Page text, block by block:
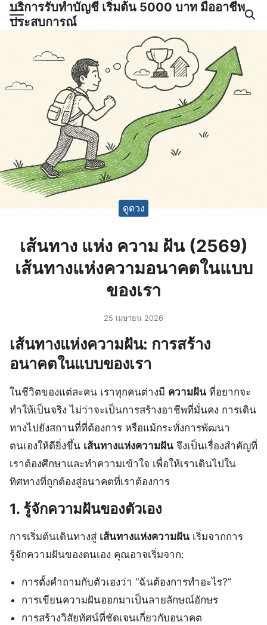
Skipบริการรับทำบัญชี เริ่มต้น 5000 บาท มืออาชีพ
ประสบการณ์
ญชีและภาษีครบวงจร |
ดูดวง
เส้นทาง แห่ง ความ ฝัน (2569)
เส้นทางแห่งความอนาคตในแบบ
ของเรา
25 เมษายน 2026
เส้นทางแห่งความฝัน: การสร้าง
อนาคตในแบบของเรา
ในชีวิตของแต่ละคน เราทุกคนต่างมี ความฝัน ที่อยากจะ
ทำให้เป็นจริง ไม่ว่าจะเป็นการสร้างอาชีพที่มั่นคง การเดิน
ทางไปยังสถานที่ที่ต้องการ หรือแม้กระทั่งการพัฒนา
ตนเองให้ดียิ่งขึ้น เส้นทางแห่งความฝัน จึงเป็นเรื่องสำคัญที่
เราต้องศึกษาและทำความเข้าใจ เพื่อให้เราเดินไปใน
ทิศทางที่ถูกต้องสู่อนาคตที่เราต้องการ
1. รู้จักความฝันของตัวเอง
การเริ่มต้นเดินทางสู่ เส้นทางแห่งความฝัน เริ่มจากการ
รู้จักความฝันของตนเอง คุณอาจเริ่มจาก:
การตั้งคำถามกับตัวเองว่า “ฉันต้องการทำอะไร?”
การเขียนความฝันออกมาเป็นลายลักษณ์อักษร
การสร้างวิสัยทัศน์ที่ชัดเจนเกี่ยวกับอนาคต